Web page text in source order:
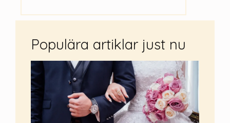
Populära artiklar just nu